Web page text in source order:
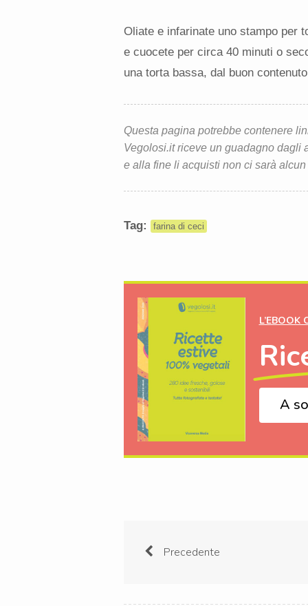
Oliate e infarinate uno stampo per
e cuocete per circa 40 minuti o
una torta bassa, dal buon
Questa pagina potrebbe contenere
Vegolosi.it riceve un guadagno dagli
e alla fine li acquisti non ci sarà
Tag: farina di ceci
L’EBOOK
A
Precedente